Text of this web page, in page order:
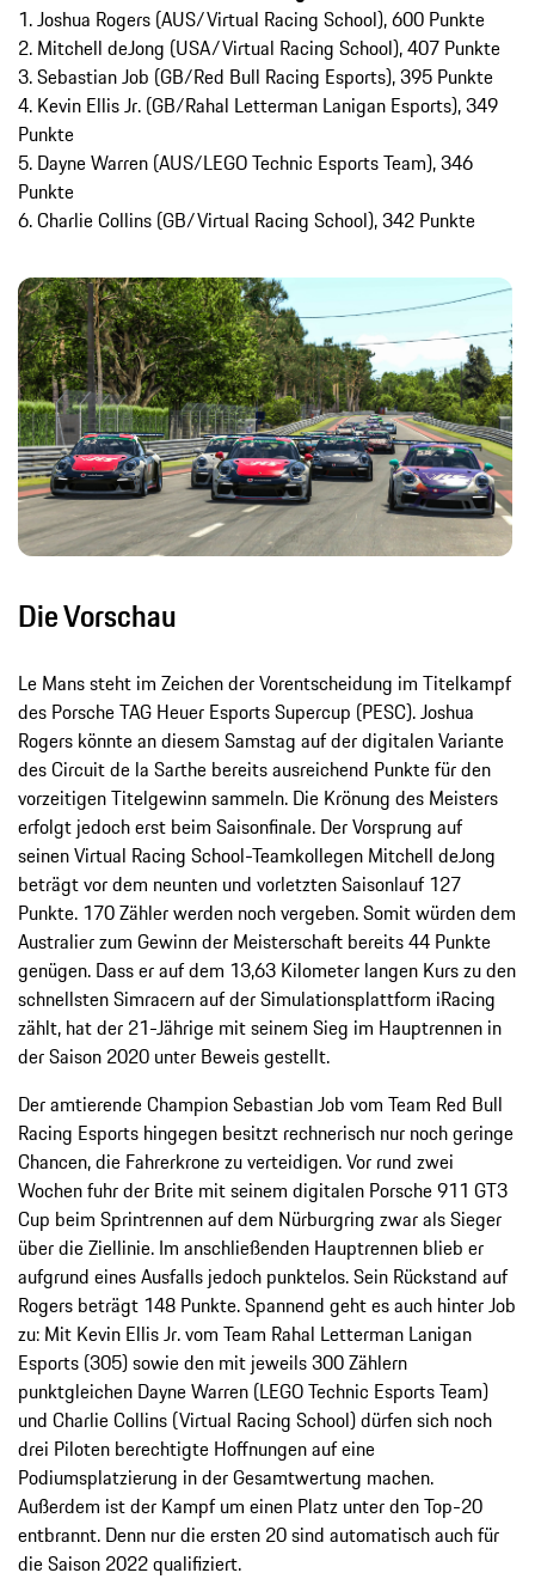
1. Joshua Rogers (AUS/Virtual Racing School), 600 Punkte
2. Mitchell deJong (USA/Virtual Racing School), 407 Punkte
3. Sebastian Job (GB/Red Bull Racing Esports), 395 Punkte
4. Kevin Ellis Jr. (GB/Rahal Letterman Lanigan Esports), 349
Punkte
5. Dayne Warren (AUS/LEGO Technic Esports Team), 346
Punkte
6. Charlie Collins (GB/Virtual Racing School), 342 Punkte
Die Vorschau
Le Mans steht im Zeichen der Vorentscheidung im Titelkampf
des Porsche TAG Heuer Esports Supercup (PESC). Joshua
Rogers könnte an diesem Samstag auf der digitalen Variante
des Circuit de la Sarthe bereits ausreichend Punkte für den
vorzeitigen Titelgewinn sammeln. Die Krönung des Meisters
erfolgt jedoch erst beim Saisonfinale. Der Vorsprung auf
seinen Virtual Racing School-Teamkollegen Mitchell deJong
beträgt vor dem neunten und vorletzten Saisonlauf 127
Punkte. 170 Zähler werden noch vergeben. Somit würden dem
Australier zum Gewinn der Meisterschaft bereits 44 Punkte
genügen. Dass er auf dem 13,63 Kilometer langen Kurs zu den
schnellsten Simracern auf der Simulationsplattform iRacing
zählt, hat der 21-Jährige mit seinem Sieg im Hauptrennen in
der Saison 2020 unter Beweis gestellt.
Der amtierende Champion Sebastian Job vom Team Red Bull
Racing Esports hingegen besitzt rechnerisch nur noch geringe
Chancen, die Fahrerkrone zu verteidigen. Vor rund zwei
Wochen fuhr der Brite mit seinem digitalen Porsche 911 GT3
Cup beim Sprintrennen auf dem Nürburgring zwar als Sieger
über die Ziellinie. Im anschließenden Hauptrennen blieb er
aufgrund eines Ausfalls jedoch punktelos. Sein Rückstand auf
Rogers beträgt 148 Punkte. Spannend geht es auch hinter Job
zu: Mit Kevin Ellis Jr. vom Team Rahal Letterman Lanigan
Esports (305) sowie den mit jeweils 300 Zählern
punktgleichen Dayne Warren (LEGO Technic Esports Team)
und Charlie Collins (Virtual Racing School) dürfen sich noch
drei Piloten berechtigte Hoffnungen auf eine
Podiumsplatzierung in der Gesamtwertung machen.
Außerdem ist der Kampf um einen Platz unter den Top-20
entbrannt. Denn nur die ersten 20 sind automatisch auch für
die Saison 2022 qualifiziert.